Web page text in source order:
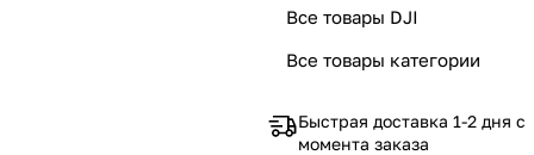
Все товары DJI
Все товары категории
Быстрая доставка 1-2 дня с
момента заказа